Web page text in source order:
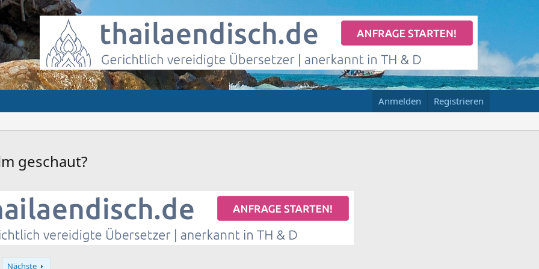
Anmelden Registrieren
geschaut?
Nächste